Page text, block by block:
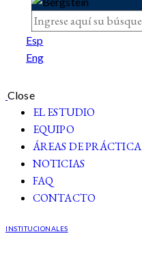
Esp
Eng
Close
EL ESTUDIO
EQUIPO
ÁREAS DE PRÁCTICA
NOTICIAS
FAQ
CONTACTO
INSTITUCIONALES